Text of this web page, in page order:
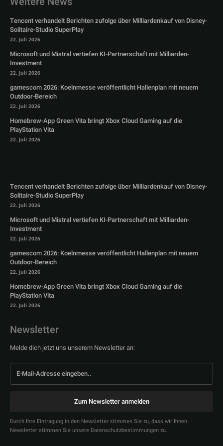
Tencent verhandelt Berichten zufolge über Milliardenkauf von Disney-
Solitaire-Studio SuperPlay
22. Juli 2026
Microsoft und Mistral vertiefen KI-Partnerschaft mit Milliarden-
Investment
22. Juli 2026
gamescom 2026: Koelnmesse veröffentlicht Hallenplan mit neuem
Outdoor-Bereich
22. Juli 2026
Homebrew-App Green Vita bringt Xbox Cloud Gaming auf die
PlayStation Vita
22. Juli 2026
Tencent verhandelt Berichten zufolge über Milliardenkauf von Disney-
Solitaire-Studio SuperPlay
22. Juli 2026
Microsoft und Mistral vertiefen KI-Partnerschaft mit Milliarden-
Investment
22. Juli 2026
gamescom 2026: Koelnmesse veröffentlicht Hallenplan mit neuem
Outdoor-Bereich
22. Juli 2026
Homebrew-App Green Vita bringt Xbox Cloud Gaming auf die
PlayStation Vita
22. Juli 2026
Newsletter
Melde dich jetzt uns unserem Newsletter an:
Zum Newsletter anmelden
Durch Ihre Eintragung in den Newsletter stimmen Sie zu, dass wir Ihnen
Newsletter stimmen Sie unsere Datenschutzbestimmungen zu.